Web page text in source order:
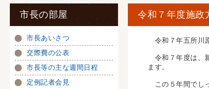
令和７年度施政
令和７年五所川
令和７年度は、
ます。
この５年間でし
市長の部屋
市長あいさつ
交際費の公表
市長等の主な週間日程
定例記者会見